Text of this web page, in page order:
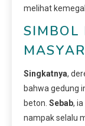
melihat
SIMBOL
Singkatnya,
bahwa gedung
beton. Sebab,
nampak selalu